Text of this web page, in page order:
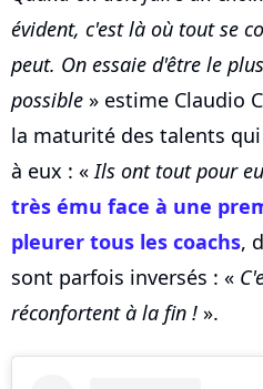
évident, c'est là où tout se
peut. On essaie d'être le
possible » estime Claudio
la maturité des talents
à eux : «Ils ont tout pour
très ému face à une
pleurer tous les coachs,
sont parfois inversés : «
réconfortent à la fin ! ».